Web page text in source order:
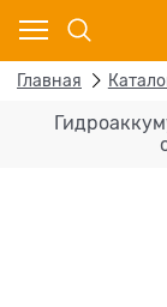
Главная